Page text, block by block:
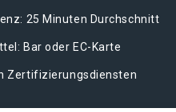
25 Minuten Durchschnitt
Bar oder EC-Karte
Zertifizierungsdiensten